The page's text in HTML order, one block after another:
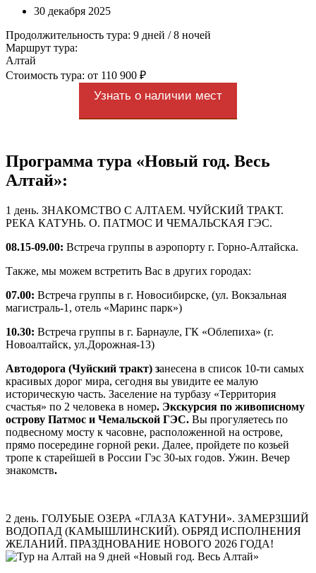
30 декабря 2025
Продолжительность тура: 9 дней / 8 ночей
Маршрут тура:
Алтай
Стоимость тура: от 110 900 ₽
Узнать о наличии мест
Программа тура «Новый год. Весь
Алтай»:
1 день. ЗНАКОМСТВО С АЛТАЕМ. ЧУЙСКИЙ ТРАКТ.
РЕКА КАТУНЬ. О. ПАТМОС И ЧЕМАЛЬСКАЯ ГЭС.
08.15-09.00: Встреча группы в аэропорту г. Горно-Алтайска.
Также, мы можем встретить Вас в других городах:
07.00: Встреча группы в г. Новосибирске, (ул. Вокзальная
магистраль-1, отель «Маринс парк»)
10.30: Встреча группы в г. Барнауле, ГК «Облепиха» (г.
Новоалтайск, ул.Дорожная-13)
Автодорога (Чуйский тракт) занесена в список 10-ти самых
красивых дорог мира, сегодня вы увидите ее малую
историческую часть. Заселение на турбазу «Территория
счастья» по 2 человека в номер. Экскурсия по живописному
острову Патмос и Чемальской ГЭС. Вы прогуляетесь по
подвесному мосту к часовне, расположенной на острове,
прямо посередине горной реки. Далее, пройдете по козьей
тропе к старейшей в России Гэс 30-ых годов. Ужин. Вечер
знакомств.
2 день. ГОЛУБЫЕ ОЗЕРА «ГЛАЗА КАТУНИ». ЗАМЕРЗШИЙ
ВОДОПАД (КАМЫШЛИНСКИЙ). ОБРЯД ИСПОЛНЕНИЯ
ЖЕЛАНИЙ. ПРАЗДНОВАНИЕ НОВОГО 2026 ГОДА!